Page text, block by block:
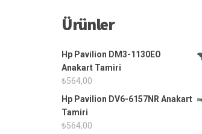
Ürünler
Hp Pavilion DM3-1130EO
Anakart Tamiri
₺564,00
Hp Pavilion DV6-6157NR Anakart
Tamiri
₺564,00